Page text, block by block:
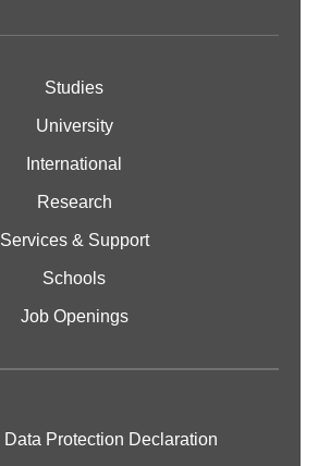
Studies
University
International
Research
Services & Support
Schools
Job Openings
Data Protection Declaration